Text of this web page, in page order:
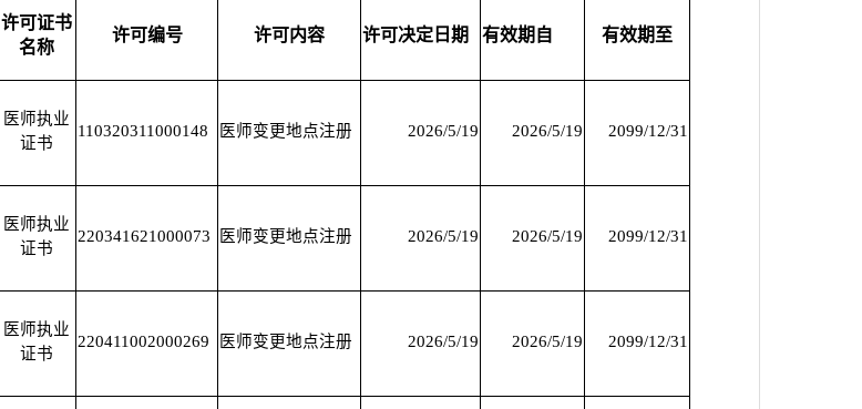
许可证书
名称
许可编号 许可内容 许可决定日期 有效期自 有效期至
医师执业
证书
110320311000148 医师变更地点注册 2026/5/19 2026/5/19 2099/12/31
医师执业
证书
220341621000073 医师变更地点注册 2026/5/19 2026/5/19 2099/12/31
医师执业
证书
220411002000269 医师变更地点注册 2026/5/19 2026/5/19 2099/12/31